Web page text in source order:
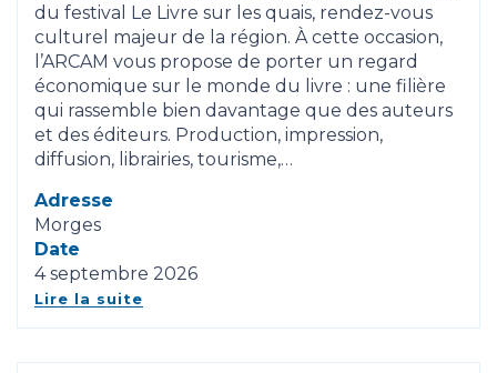
du festival Le Livre sur les quais, rendez-vous
culturel majeur de la région. À cette occasion,
l’ARCAM vous propose de porter un regard
économique sur le monde du livre : une filière
qui rassemble bien davantage que des auteurs
et des éditeurs. Production, impression,
diffusion, librairies, tourisme,…
Adresse
Morges
Date
4 septembre 2026
Lire la suite